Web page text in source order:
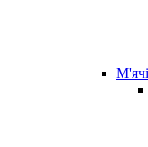
М'ячі